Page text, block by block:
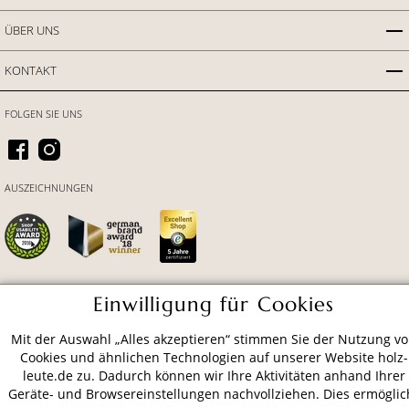
ÜBER UNS
KONTAKT
VERSAND
FOLGEN SIE UNS
AUSZEICHNUNGEN
Einwilligung für Cookies
Mit der Auswahl „Alles akzeptieren“ stimmen Sie der Nutzung
Cookies und ähnlichen Technologien auf unserer Website holz-
leute.de zu. Dadurch können wir Ihre Aktivitäten anhand Ihrer
Geräte- und Browsereinstellungen nachvollziehen. Dies